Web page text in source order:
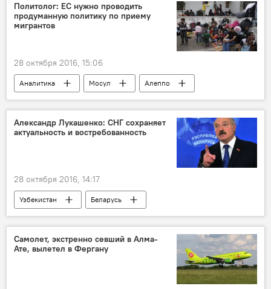
Политолог: ЕС нужно проводить
продуманную политику по приему
мигрантов
28 октября 2016, 15:06
Аналитика Мосул
Алеппо
Исламское государство
Александр Лукашенко: СНГ сохраняет
актуальность и востребованность
28 октября 2016, 14:17
Узбекистан
Беларусь
Александр Лукашенко
СНГ
Самолет, экстренно севший в Алма-
Ате, вылетел в Фергану